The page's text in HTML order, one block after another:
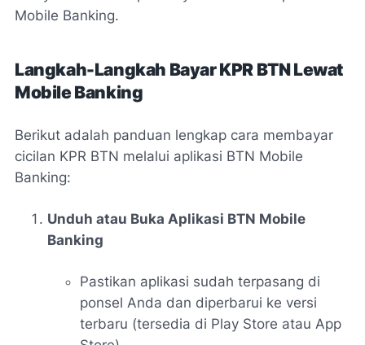
Mobile Banking.
Langkah-Langkah Bayar KPR BTN Lewat
Mobile Banking
Berikut adalah panduan lengkap cara membayar
cicilan KPR BTN melalui aplikasi BTN Mobile
Banking:
Unduh atau Buka Aplikasi BTN Mobile
Banking
Pastikan aplikasi sudah terpasang di
ponsel Anda dan diperbarui ke versi
terbaru (tersedia di Play Store atau App